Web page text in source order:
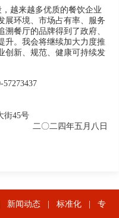
越来越多优质的餐饮企业
展环境、市场占有率、服务
餐厅的品牌得到了政府、
升。我会将继续加大力度推
创新、规范、健康可持续发
45号
二〇二四年五月八 日
新闻动态 标准化
专